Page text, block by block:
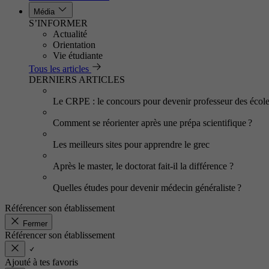
Média
S’INFORMER
Actualité
Orientation
Vie étudiante
Tous les articles
DERNIERS ARTICLES
Le CRPE : le concours pour devenir professeur des
Comment se réorienter après une prépa scientifique ?
Les meilleurs sites pour apprendre le grec
Après le master, le doctorat fait-il la différence ?
Quelles études pour devenir médecin généraliste ?
Référencer son établissement
Fermer
Référencer son établissement
Ajouté à tes favoris